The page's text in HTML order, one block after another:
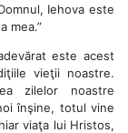
Iehova este
mea.”
este acest
vieţii noastre.
zilelor noastre
înşine, totul vine
viaţa lui Hristos,